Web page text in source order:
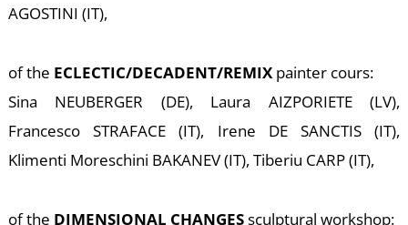
AGOSTINI (IT),
of the ECLECTIC/DECADENT/REMIXpainter cours:
Sina NEUBERGER (DE), Laura AIZPORIETE (LV),
Francesco STRAFACE (IT), Irene DE SANCTIS (IT),
Klimenti Moreschini BAKANEV (IT), Tiberiu CARP (IT),
of the DIMENSIONAL CHANGESsculptural workshop: